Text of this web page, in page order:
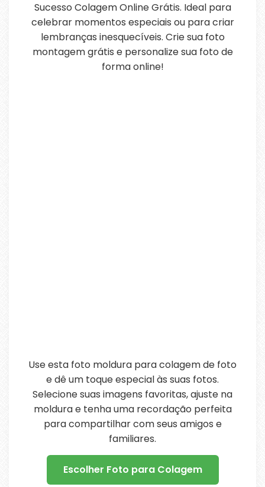
Sucesso Colagem Online Grátis. Ideal para
celebrar momentos especiais ou para criar
lembranças inesquecíveis. Crie sua foto
montagem grátis e personalize sua foto de
forma online!
Use esta foto moldura para colagem de foto
e dê um toque especial às suas fotos.
Selecione suas imagens favoritas, ajuste na
moldura e tenha uma recordação perfeita
para compartilhar com seus amigos e
familiares.
Escolher Foto para Colagem